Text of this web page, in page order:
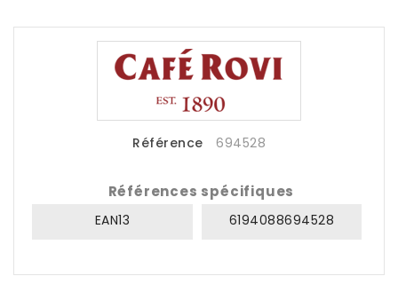
Référence 694528
Références spécifiques
EAN13 6194088694528